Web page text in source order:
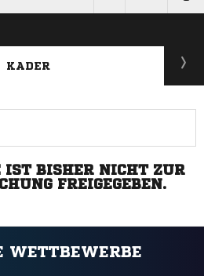
KADER
IST BISHER NICHT ZUR
FREIGEGEBEN.
WETTBEWERBE